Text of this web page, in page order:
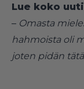
Lue koko
– Omasta
hahmoista oli
joten pidän